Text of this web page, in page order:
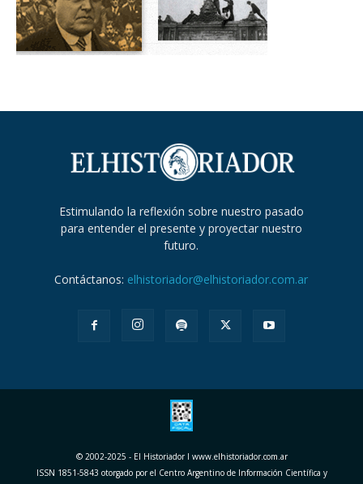
Estimulando la reflexión sobre nuestro pasado
para entender el presente y proyectar nuestro
futuro.
Contáctanos: elhistoriador@elhistoriador.com.ar
© 2002-2025 - El Historiador I www.elhistoriador.com.ar
ISSN 1851-5843 otorgado por el Centro Argentino de Información Científica y